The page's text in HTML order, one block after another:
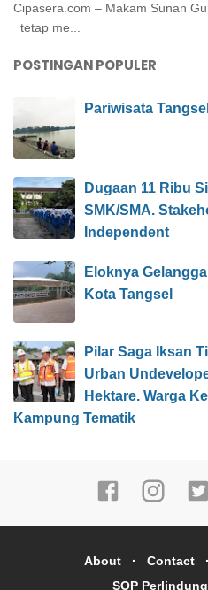
Cipasera.com – Makam Sunan
tetap me...
POSTINGAN POPULER
Pariwisata
Dugaan 11 Ribu
SMK/SMA.
Independent
Eloknya
Kota Tangsel
Pilar Saga Iksan
Urban
Hektare. Warga
Kampung Tematik
About Contact
SOP